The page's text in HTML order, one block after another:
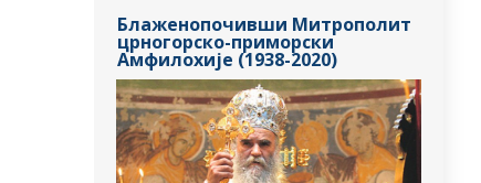
Блаженопочивши Митрополит
црногорско-приморски
Амфилохије (1938-2020)